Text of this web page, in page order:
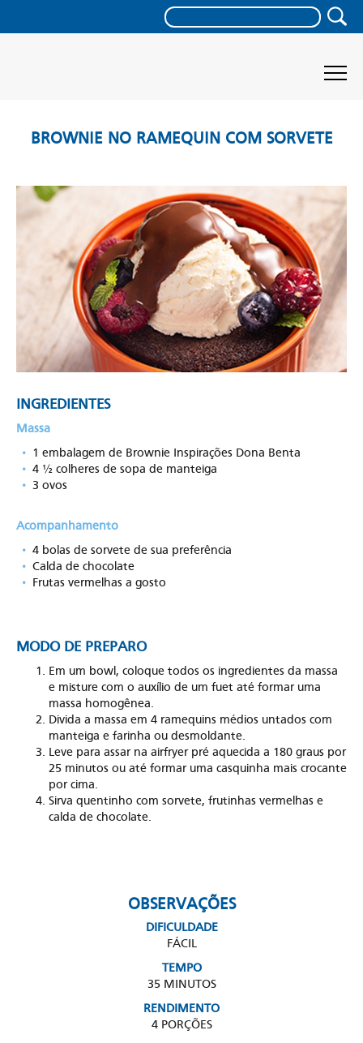
BROWNIE NO RAMEQUIN COM SORVETE
INGREDIENTES
Massa
1 embalagem de Brownie Inspirações Dona Benta
4 ½ colheres de sopa de manteiga
3 ovos
Acompanhamento
4 bolas de sorvete de sua preferência
Calda de chocolate
Frutas vermelhas a gosto
MODO DE PREPARO
Em um bowl, coloque todos os ingredientes da massa
e misture com o auxílio de um fuet até formar uma
massa homogênea.
Divida a massa em 4 ramequins médios untados com
manteiga e farinha ou desmoldante.
Leve para assar na airfryer pré aquecida a 180 graus por
25 minutos ou até formar uma casquinha mais crocante
por cima.
Sirva quentinho com sorvete, frutinhas vermelhas e
calda de chocolate.
OBSERVAÇÕES
DIFICULDADE
FÁCIL
TEMPO
35 MINUTOS
RENDIMENTO
4 PORÇÕES